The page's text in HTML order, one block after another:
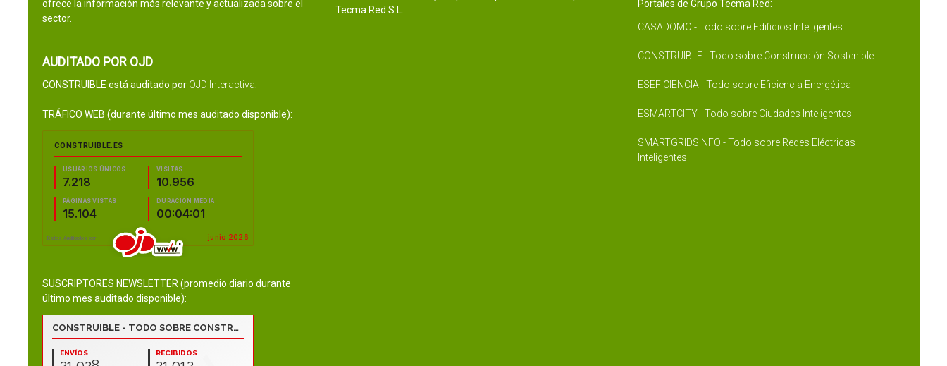
ofrece la información más relevante y actualizada sobre el
sector.
AUDITADO POR OJD
CONSTRUIBLE está auditado por OJD Interactiva
TRÁFICO WEB (durante último mes auditado disponible):
SUSCRIPTORES NEWSLETTER (promedio diario durante
último mes auditado disponible):
Tecma Red S.L.
Portales de Grupo Tecma Red:
CASADOMO - Todo sobre Edificios Inteligentes
CONSTRUIBLE - Todo sobre Construcción Sostenible
ESEFICIENCIA - Todo sobre Eficiencia Energética
ESMARTCITY - Todo sobre Ciudades Inteligentes
SMARTGRIDSINFO - Todo sobre Redes Eléctricas
Inteligentes